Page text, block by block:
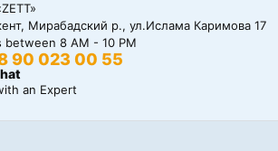
Мирабадский р., ул.Ислама Каримова 17
between 8 AM - 10 PM
90 023 00 55
an Expert